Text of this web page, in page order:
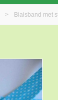
> Biaisband met